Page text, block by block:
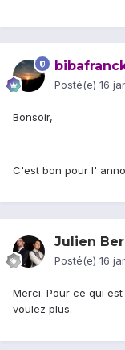
Posté(e) 16
Bonsoir,
C'est bon pour l'
Julien
Posté(e) 16
Merci. Pour ce qui
voulez plus.